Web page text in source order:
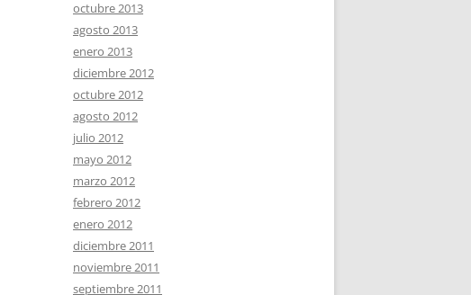
octubre 2013
agosto 2013
enero 2013
diciembre 2012
octubre 2012
agosto 2012
julio 2012
mayo 2012
marzo 2012
febrero 2012
enero 2012
diciembre 2011
noviembre 2011
septiembre 2011